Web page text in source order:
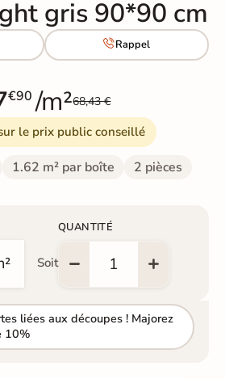
gris 90*90 cm
Rappel
€90 /m²68,43 €
le prix public conseillé
1.62 m² par boîte 2 pièces
Soit
QUANTITÉ
liées aux découpes ! Majorez
10%